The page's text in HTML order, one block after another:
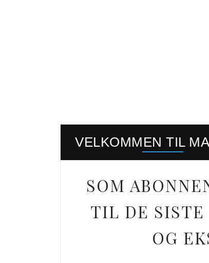
VELKOMMEN TIL
SOM
TIL DE SISTE
OG